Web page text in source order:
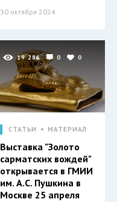
30 октября 2024
19 286 0 0
СТАТЬИ МАТЕРИАЛ
Выставка "Золото
сарматских вождей"
открывается в ГМИИ
им. А.С. Пушкина в
Москве 25 апреля